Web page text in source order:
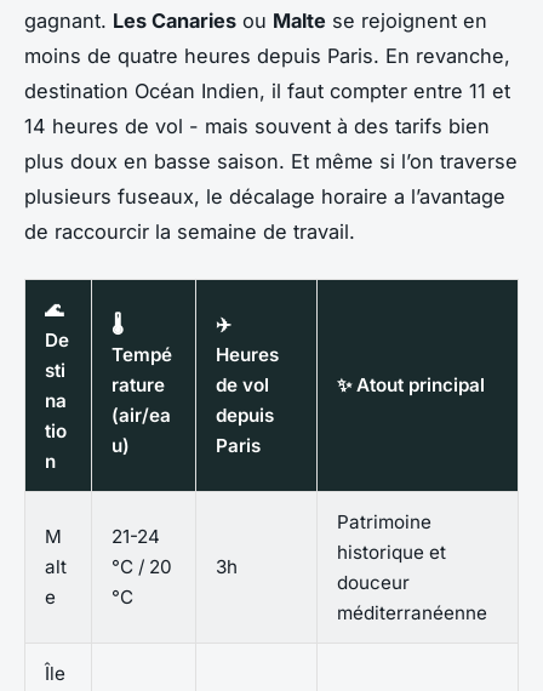
gagnant. Les Canaries ou Malte se rejoignent en
moins de quatre heures depuis Paris. En revanche,
destination Océan Indien, il faut compter entre 11 et
14 heures de vol - mais souvent à des tarifs bien
plus doux en basse saison. Et même si l’on traverse
plusieurs fuseaux, le décalage horaire a l’avantage
de raccourcir la semaine de travail.
🌊
De
sti
na
tio
n
🌡️
Tempé
rature
(air/ea
u)
✈️
Heures
de vol
depuis
Paris
✨ Atout principal
M
alt
e
21-24
°C / 20
°C
3h
Patrimoine
historique et
douceur
méditerranéenne
Île